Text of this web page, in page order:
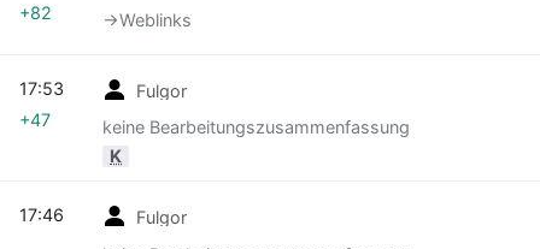
→‎Weblinks
+82
Fulgor
keine Bearbeitungszusammenfassung
K
17:53
+47
Fulgor
17:46